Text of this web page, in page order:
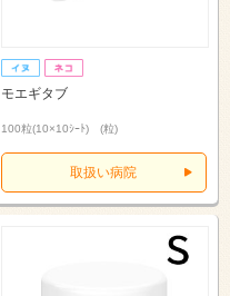
モエギタブ
100粒(10×10ｼｰﾄ) (粒)
取扱い病院